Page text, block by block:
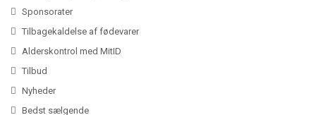
Sponsorater
Tilbagekaldelse af fødevarer
Alderskontrol med MitID
Tilbud
Nyheder
Bedst sælgende